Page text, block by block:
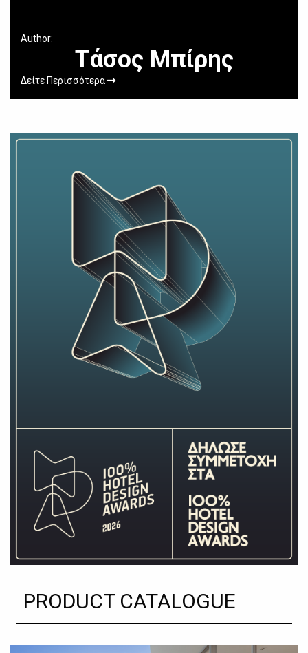
Author:
Τάσος Μπίρης
Δείτε Περισσότερα
PRODUCT CATALOGUE